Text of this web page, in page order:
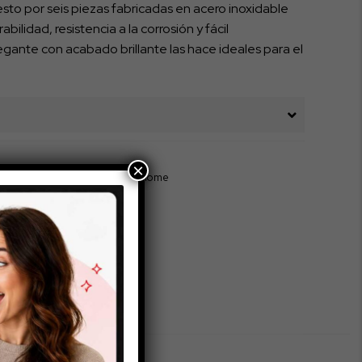
por seis piezas fabricadas en acero inoxidable
resistencia a la corrosión y fácil
con acabado brillante las hace ideales para el
Triple Clean Home
×